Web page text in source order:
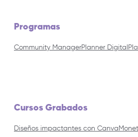
Programas
Community ManagerPlanner Digital
Cursos Grabados
Diseños impactantes con Canva